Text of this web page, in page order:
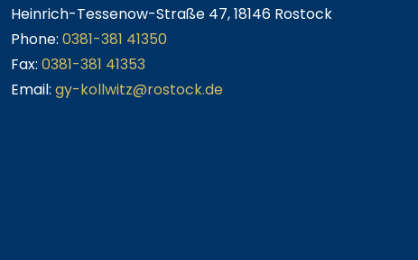
Heinrich-Tessenow-Straße 47, 18146 Rostock
Phone:0381-381 41350
Fax:0381-381 41353
Email:gy-kollwitz@rostock.de